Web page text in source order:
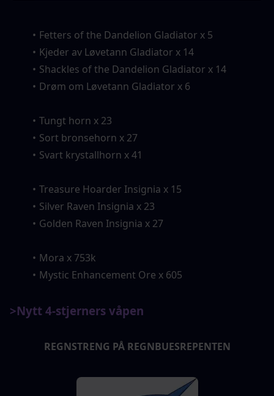
Fetters of the Dandelion Gladiator x 5
Kjeder av Løvetann Gladiator x 14
Shackles of the Dandelion Gladiator x 14
Drøm om Løvetann Gladiator x 6
Tungt horn x 23
Sort bronsehorn x 27
Svart krystallhorn x 41
Treasure Hoarder Insignia x 15
Silver Raven Insignia x 23
Golden Raven Insignia x 27
Mora x 753k
Mystic Enhancement Ore x 605
>Nytt 4-stjerners våpen
REGNSTRENG PÅ REGNBUESREPENTEN